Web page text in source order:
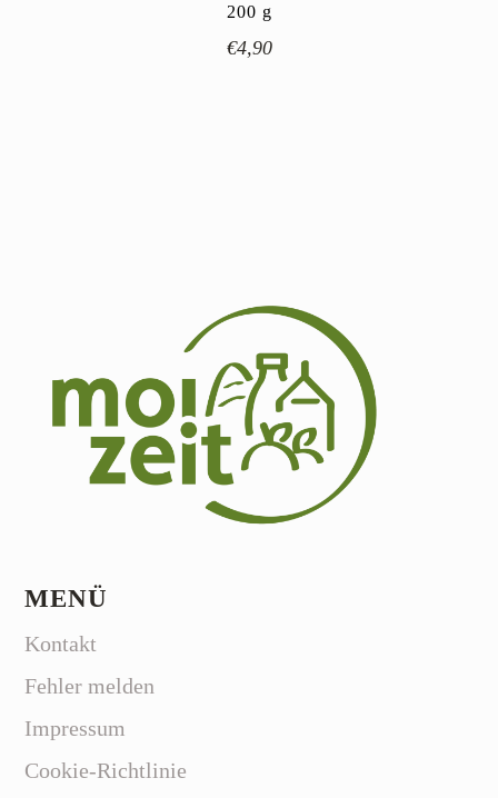
200 g
€4,90
MENÜ
Kontakt
Fehler melden
Impressum
Cookie-Richtlinie